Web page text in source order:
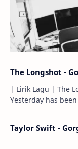
The Longshot -
| Lirik Lagu | The
Yesterday has been and gone.
Taylor Swift -